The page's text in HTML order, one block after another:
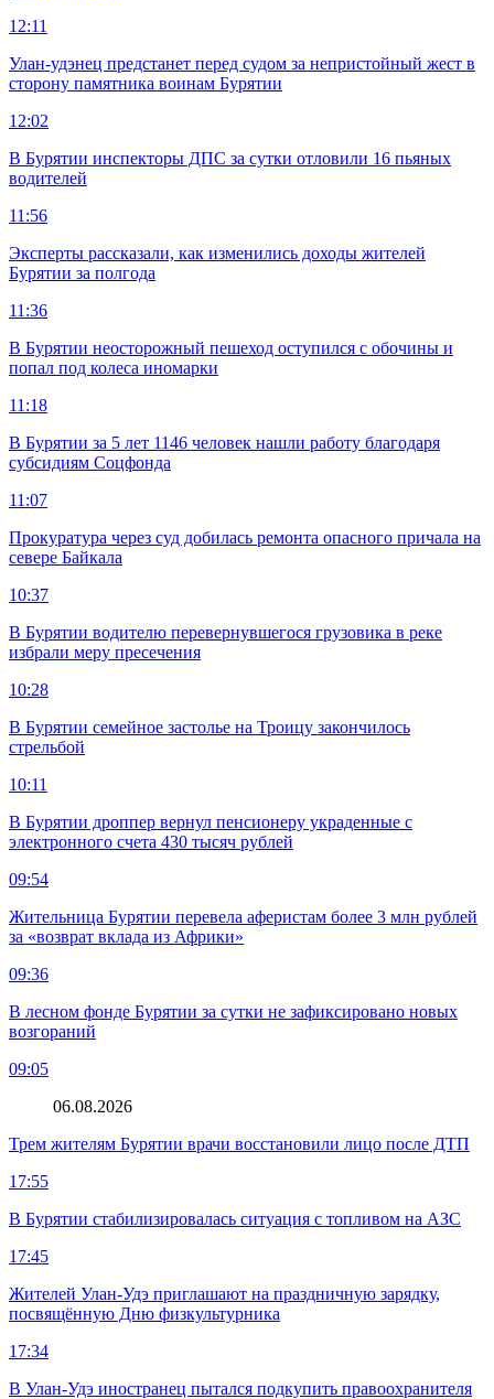
12:11
Улан-удэнец предстанет перед судом за непристойный жест в
сторону памятника воинам Бурятии
12:02
В Бурятии инспекторы ДПС за сутки отловили 16 пьяных
водителей
11:56
Эксперты рассказали, как изменились доходы жителей
Бурятии за полгода
11:36
В Бурятии неосторожный пешеход оступился с обочины и
попал под колеса иномарки
11:18
В Бурятии за 5 лет 1146 человек нашли работу благодаря
субсидиям Соцфонда
11:07
Прокуратура через суд добилась ремонта опасного причала на
севере Байкала
10:37
В Бурятии водителю перевернувшегося грузовика в реке
избрали меру пресечения
10:28
В Бурятии семейное застолье на Троицу закончилось
стрельбой
10:11
В Бурятии дроппер вернул пенсионеру украденные с
электронного счета 430 тысяч рублей
09:54
Жительница Бурятии перевела аферистам более 3 млн рублей
за «возврат вклада из Африки»
09:36
В лесном фонде Бурятии за сутки не зафиксировано новых
возгораний
09:05
06.08.2026
Трем жителям Бурятии врачи восстановили лицо после ДТП
17:55
В Бурятии стабилизировалась ситуация с топливом на АЗС
17:45
Жителей Улан-Удэ приглашают на праздничную зарядку,
посвящённую Дню физкультурника
17:34
В Улан-Удэ иностранец пытался подкупить правоохранителя